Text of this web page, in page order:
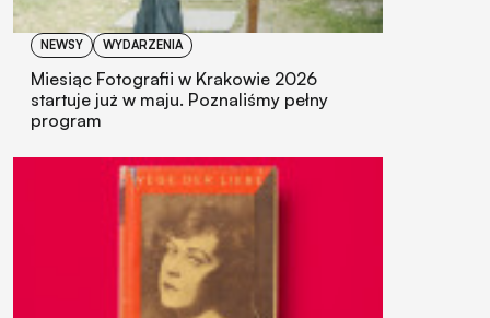
NEWSY WYDARZENIA
Miesiąc Fotografii w Krakowie 2026
startuje już w maju. Poznaliśmy pełny
program